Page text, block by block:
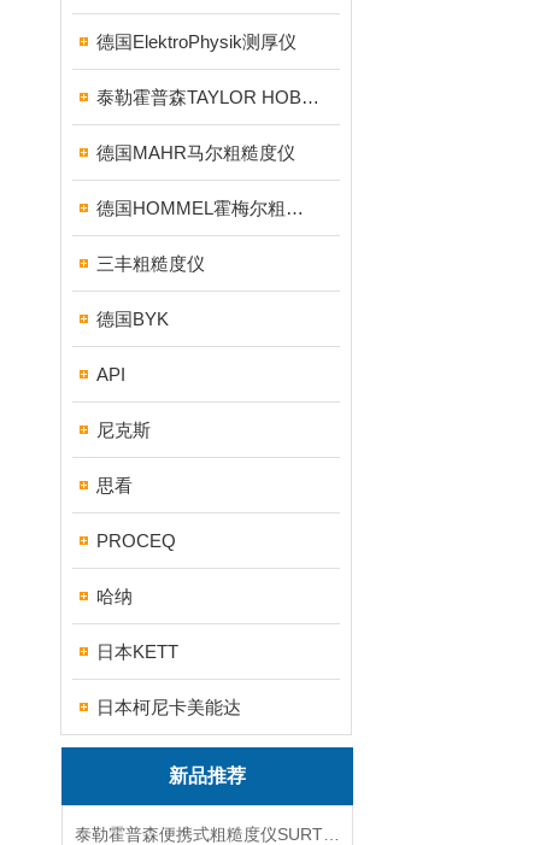
德国ElektroPhysik测厚仪
泰勒霍普森TAYLOR HOBSON粗糙度仪
德国MAHR马尔粗糙度仪
德国HOMMEL霍梅尔粗糙度仪
三丰粗糙度仪
德国BYK
API
尼克斯
思看
PROCEQ
哈纳
日本KETT
日本柯尼卡美能达
新品推荐